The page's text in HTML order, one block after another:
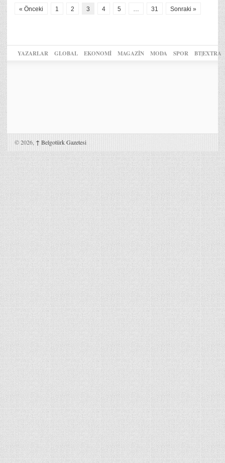
« Önceki 1 2 3 4 5 31 Sonraki »
YAZARLAR GLOBAL EKONOMİ MAGAZİN MODA SPOR BT|EXTRA
© 2026, ↑ Belgotürk Gazetesi